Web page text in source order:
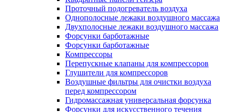
Проточный подогреватель воздуха
Однополосные лежаки воздушного массажа
Двухполосные лежаки воздушного массажа
Форсунки барботажные
Форсунки барботажные
Компрессоры
Перепускные клапаны для компрессоров
Глушители для компрессоров
Воздушные фильтры для очистки воздуха
перед компрессором
Гидромассажная универсальная форсунка
Форсунки для искусственного течения